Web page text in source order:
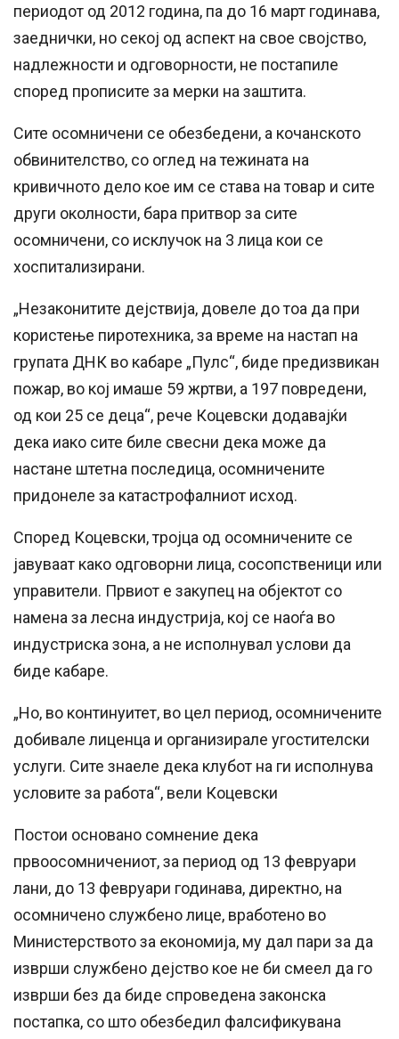
периодот од 2012 година, па до 16 март годинава,
заеднички, но секој од аспект на свое својство,
надлежности и одговорности, не постапиле
според прописите за мерки на заштита.
Сите осомничени се обезбедени, а кочанското
обвинителство, со оглед на тежината на
кривичното дело кое им се става на товар и сите
други околности, бара притвор за сите
осомничени, со исклучок на 3 лица кои се
хоспитализирани.
„Незаконитите дејствија, довеле до тоа да при
користење пиротехника, за време на настап на
групата ДНК во кабаре „Пулс“, биде предизвикан
пожар, во кој имаше 59 жртви, а 197 повредени,
од кои 25 се деца“, рече Коцевски додавајќи
дека иако сите биле свесни дека може да
настане штетна последица, осомничените
придонеле за катастрофалниот исход.
Според Коцевски, тројца од осомничените се
јавуваат како одговорни лица, сосопственици или
управители. Првиот е закупец на објектот со
намена за лесна индустрија, кој се наоѓа во
индустриска зона, а не исполнувал услови да
биде кабаре.
„Но, во континуитет, во цел период, осомничените
добивале лиценца и организирале угостителски
услуги. Сите знаеле дека клубот на ги исполнува
условите за работа“, вели Коцевски
Постои основано сомнение дека
првоосомничениот, за период од 13 февруари
лани, до 13 февруари годинава, директно, на
осомничено службено лице, вработено во
Министерството за економија, му дал пари за да
изврши службено дејство кое не би смеел да го
изврши без да биде спроведена законска
постапка, со што обезбедил фалсификувана